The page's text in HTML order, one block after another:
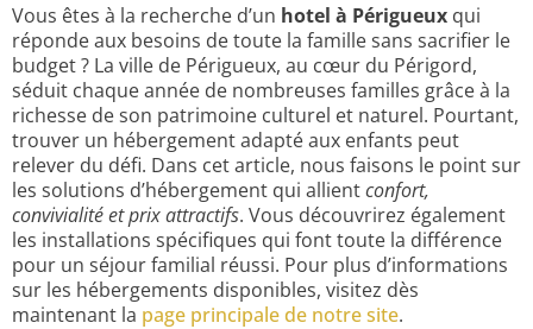
Vous êtes à la recherche d’un hotel à Périgueux qui
réponde aux besoins de toute la famille sans sacrifier le
budget ? La ville de Périgueux, au cœur du Périgord,
séduit chaque année de nombreuses familles grâce à la
richesse de son patrimoine culturel et naturel. Pourtant,
trouver un hébergement adapté aux enfants peut
relever du défi. Dans cet article, nous faisons le point sur
les solutions d’hébergement qui allientconfort,
convivialité et prix attractifs. Vous découvrirez également
les installations spécifiques qui font toute la différence
pour un séjour familial réussi. Pour plus d’informations
sur les hébergements disponibles, visitez dès
maintenant la page principale de notre site.